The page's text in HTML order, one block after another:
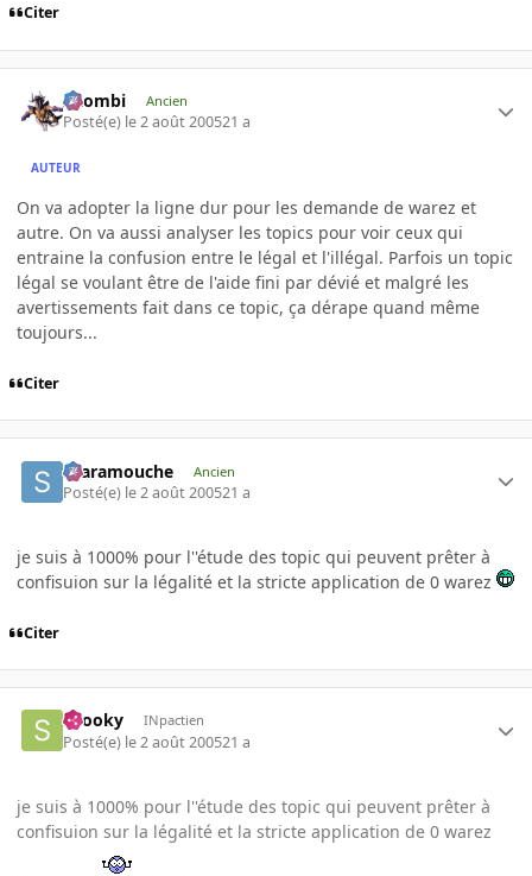
Citer
XZombi Ancien
Posté(e) le 2 août 200521 a
AUTEUR
On va adopter la ligne dur pour les demande de warez et
autre. On va aussi analyser les topics pour voir ceux qui
entraine la confusion entre le légal et l'illégal. Parfois un topic
légal se voulant être de l'aide fini par dévié et malgré les
avertissements fait dans ce topic, ça dérape quand même
toujours...
Citer
Scaramouche Ancien
Posté(e) le 2 août 200521 a
je suis à 1000% pour l''étude des topic qui peuvent prêter à
confisuion sur la légalité et la stricte application de 0 warez
Citer
snooky INpactien
Posté(e) le 2 août 200521 a
je suis à 1000% pour l''étude des topic qui peuvent prêter à
confisuion sur la légalité et la stricte application de 0 warez